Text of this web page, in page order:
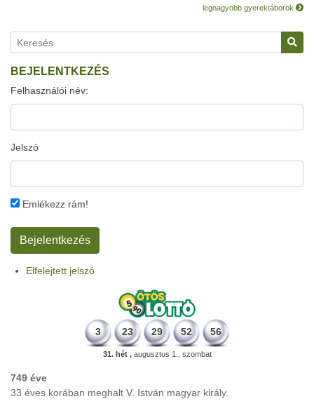
legnagyobb gyerektáborok
BEJELENTKEZÉS
Felhasználói név:
Jelszó
Emlékezz rám!
Elfelejtett jelszó
3 23 29 52 56
31. hét ,augusztus 1., szombat
749 éve
33 éves korában meghalt V. István magyar király.